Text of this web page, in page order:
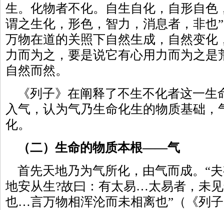
生。化物者不化。自生自化，自形自色
谓之生化，形色，智力，消息者，非也
万物在道的关照下自然生成，自然变化
力而为之，要是说它有心用力而为之
自然而然。
《列子》在阐释了不生不化者这一生
入气，认为气乃生命化生的物质基础
化。
（二）生命的物质本根——气
首先天地乃为气所化，由气而成。“
地安从生?故曰：有太易…太易者，未
也…言万物相浑沦而未相离也”（《列